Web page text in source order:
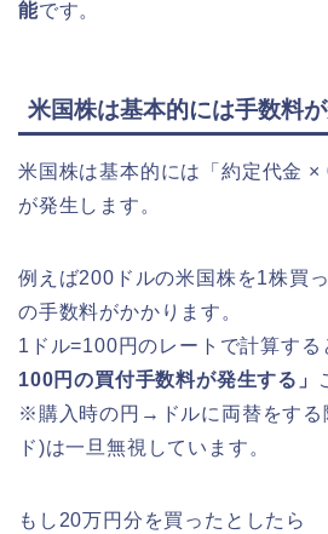
能です。
米国株は基本的には手数料
米国株は基本的には「約定代金
が発生します。
例えば200ドルの米国株を1株買
の手数料がかかります。
1ドル=100円のレートで計算する
100円の買付手数料が発生する」
※購入時の円→ドルに両替をする
ド)は一旦無視しています。
もし20万円分を買ったとしたら